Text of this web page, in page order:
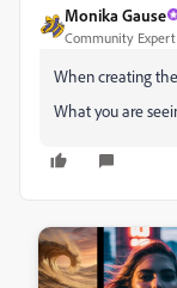
Monika Gause
Community Expert
When creating
What you are